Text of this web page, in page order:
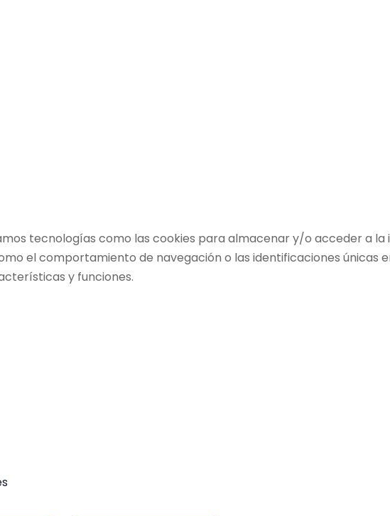
tecnologías como las cookies para almacenar y/o acceder a
el comportamiento de navegación o las identificaciones únicas
y funciones.